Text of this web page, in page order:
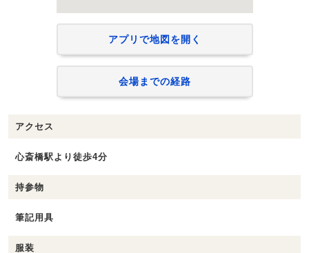
アプリで地図を開く
会場までの経路
アクセス
心斎橋駅より徒歩4分
持参物
筆記用具
服装